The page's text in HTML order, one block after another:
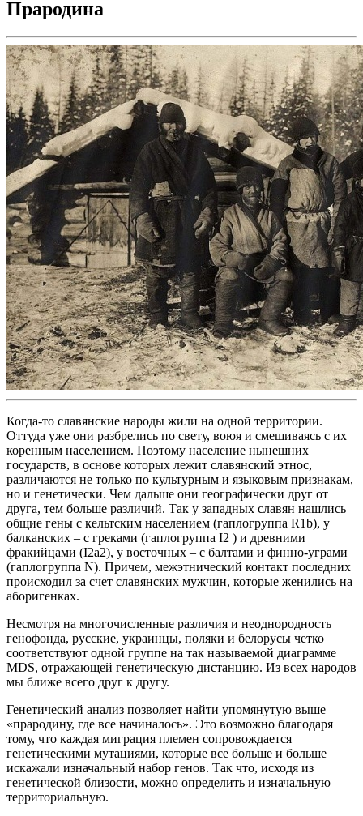
Прародина
Когда-то славянские народы жили на одной территории.
Оттуда уже они разбрелись по свету, воюя и смешиваясь с их
коренным населением. Поэтому население нынешних
государств, в основе которых лежит славянский этнос,
различаются не только по культурным и языковым признакам,
но и генетически. Чем дальше они географически друг от
друга, тем больше различий. Так у западных славян нашлись
общие гены с кельтским населением (гаплогруппа R1b), у
балканских – с греками (гаплогруппа I2 ) и древними
фракийцами (I2а2), у восточных – с балтами и финно-уграми
(гаплогруппа N). Причем, межэтнический контакт последних
происходил за счет славянских мужчин, которые женились на
аборигенках.
Несмотря на многочисленные различия и неоднородность
генофонда, русские, украинцы, поляки и белорусы четко
соответствуют одной группе на так называемой диаграмме
MDS, отражающей генетическую дистанцию. Из всех народов
мы ближе всего друг к другу.
Генетический анализ позволяет найти упомянутую выше
«прародину, где все начиналось». Это возможно благодаря
тому, что каждая миграция племен сопровождается
генетическими мутациями, которые все больше и больше
искажали изначальный набор генов. Так что, исходя из
генетической близости, можно определить и изначальную
территориальную.